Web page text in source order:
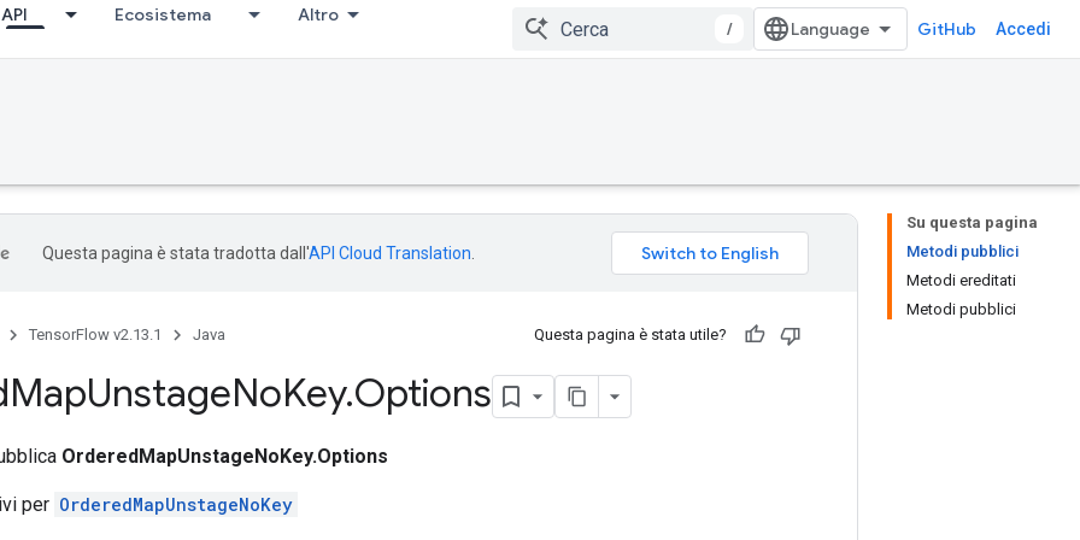
API Ecosistema Altro
/ GitHub Accedi
Su questa pagina
Metodi pubblici
Metodi ereditati
Metodi pubblici
Questa pagina è stata tradotta dall'API Cloud Translation
TensorFlow v2.13.1 Java Questa pagina è stata utile?
MapUnstageNoKey.Options
OrderedMapUnstageNoKey.Options
per OrderedMapUnstageNoKey